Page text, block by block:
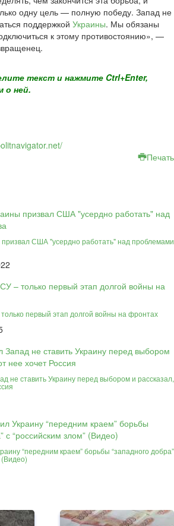
одну цель — полную победу. Запад не
поддержкой Украины. Мы обязаны
к этому противостоянию», —
текст и нажмите Ctrl+Enter,
о ней.
Печать
США "усердно работать" над проблемами
первый этап долгой войны на фронтах
не ставить Украину перед выбором и рассказал,
“передним краем” борьбы “западного добра”
(Видео)